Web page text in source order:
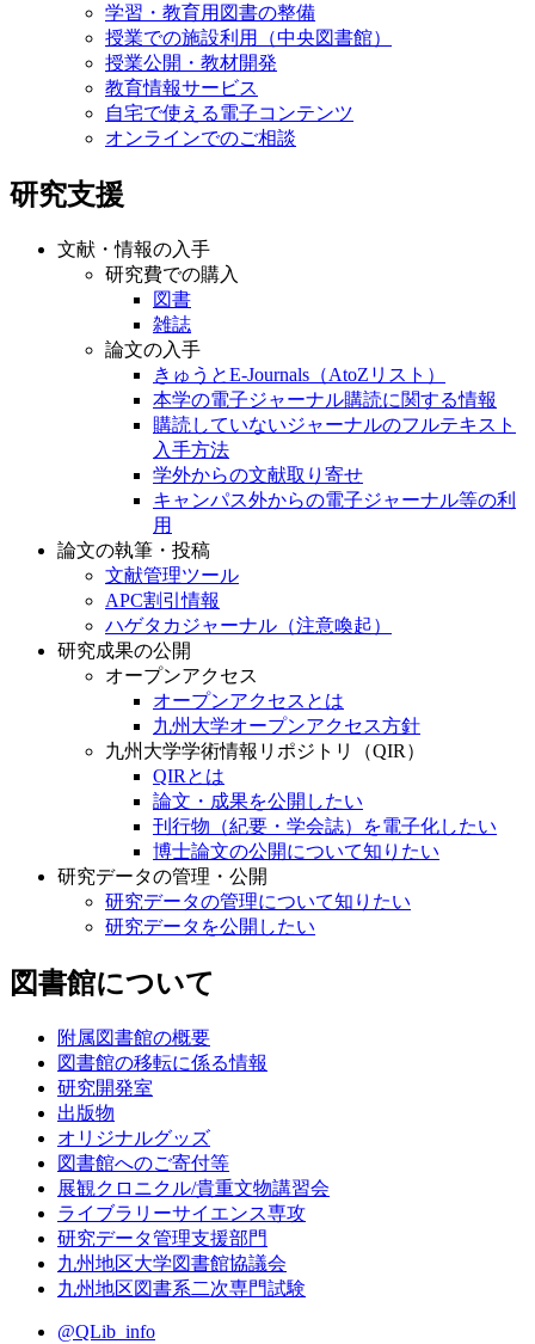
学習・教育用図書の整備
授業での施設利用（中央図書館）
授業公開・教材開発
教育情報サービス
自宅で使える電子コンテンツ
オンラインでのご相談
研究支援
文献・情報の入手
研究費での購入
図書
雑誌
論文の入手
きゅうとE-Journals（AtoZリスト）
本学の電子ジャーナル購読に関する情報
購読していないジャーナルのフルテキスト
入手方法
学外からの文献取り寄せ
キャンパス外からの電子ジャーナル等の利
用
論文の執筆・投稿
文献管理ツール
APC割引情報
ハゲタカジャーナル（注意喚起）
研究成果の公開
オープンアクセス
オープンアクセスとは
九州大学オープンアクセス方針
九州大学学術情報リポジトリ（QIR）
QIRとは
論文・成果を公開したい
刊行物（紀要・学会誌）を電子化したい
博士論文の公開について知りたい
研究データの管理・公開
研究データの管理について知りたい
研究データを公開したい
図書館について
附属図書館の概要
図書館の移転に係る情報
研究開発室
出版物
オリジナルグッズ
図書館へのご寄付等
展観クロニクル/貴重文物講習会
ライブラリーサイエンス専攻
研究データ管理支援部門
九州地区大学図書館協議会
九州地区図書系二次専門試験
@QLib_info